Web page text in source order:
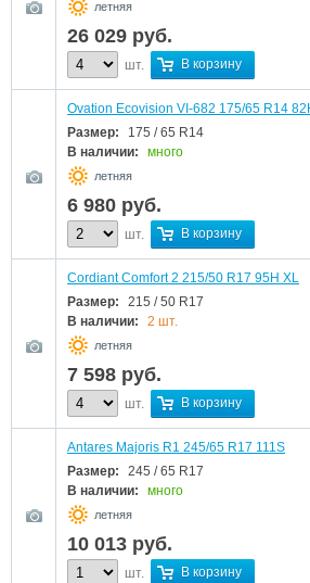
летняя
26 029 руб.
шт. В корзину
Ovation Ecovision VI-682 175/65 R14
Размер:
175 / 65 R14
В наличии:
много
летняя
6 980 руб.
шт. В корзину
Cordiant Comfort 2 215/50 R17 95H XL
Размер:
215 / 50 R17
В наличии:
2 шт.
летняя
7 598 руб.
шт. В корзину
Antares Majoris R1 245/65 R17 111S
Размер:
245 / 65 R17
В наличии:
много
летняя
10 013 руб.
шт. В корзину